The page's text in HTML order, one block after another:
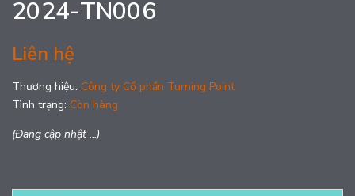
2024-TN006
Liên hệ
Thương hiệu: Công ty Cổ phần Turning Point
Tình trạng: Còn hàng
(Đang cập nhật ...)